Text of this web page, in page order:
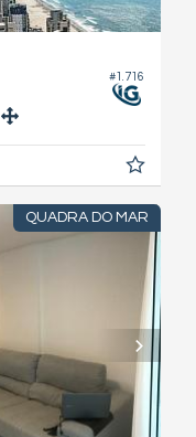
#1.716
QUADRA DO MAR